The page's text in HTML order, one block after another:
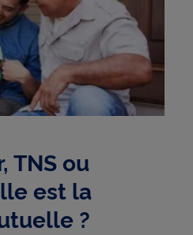
TNS ou
est la
?